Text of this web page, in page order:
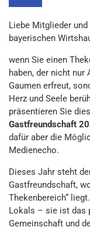
Liebe Mitglieder und
bayerischen
wenn Sie einen
haben, der nicht nur
Gaumen erfreut,
Herz und Seele
präsentieren Sie
Gastfreundschaft
dafür aber die
Medienecho.
Dieses Jahr steht
Gastfreundschaft,
Thekenbereich“
Lokals – sie ist das
Gemeinschaft und